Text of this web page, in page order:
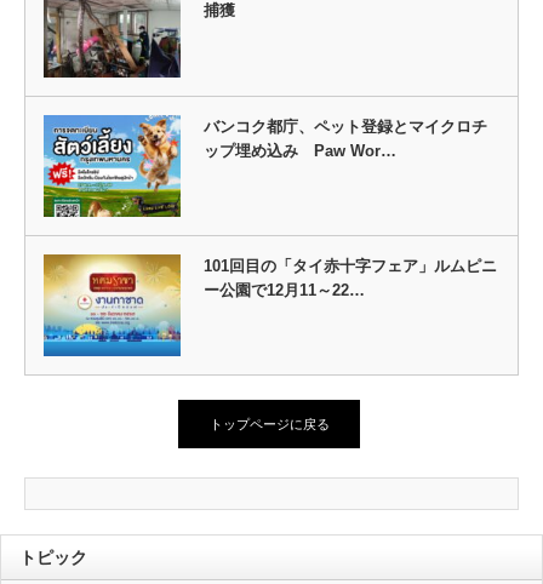
捕獲
バンコク都庁、ペット登録とマイクロチ
ップ埋め込み Paw Wor…
101回目の「タイ赤十字フェア」ルムピニ
ー公園で12月11～22…
トップページに戻る
トピック